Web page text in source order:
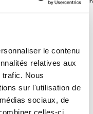
le contenu
relatives aux
Nous
sur l'utilisation de
sociaux, de
celles-ci
+